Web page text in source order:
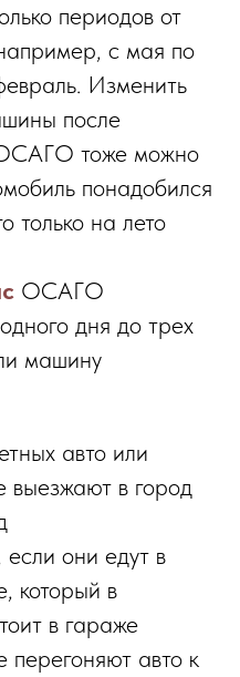
периодов от
с мая по
Изменить
после
тоже можно
понадобился
только на лето
ОСАГО
дня до трех
машину
авто или
выезжают в город
если они едут в
который в
в гараже
перегоняют авто к